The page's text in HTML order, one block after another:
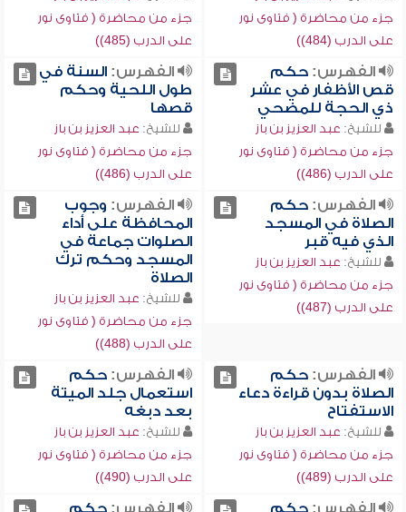
جزء من محاضرة ( فتاوى نور
على الدرب (484))
جزء من محاضرة ( فتاوى نور
على الدرب (485))
الفهرس:حكم
قص الأظفار في عشر
ذي الحجة للمضحي
للشيخ: عبد العزيز بن باز
جزء من محاضرة ( فتاوى نور
على الدرب (486))
الفهرس:السنة في
طول اللحية وحكم
قصها
للشيخ: عبد العزيز بن باز
جزء من محاضرة ( فتاوى نور
على الدرب (486))
الفهرس:حكم
الصلاة في المسجد
الذي فيه قبر
للشيخ: عبد العزيز بن باز
جزء من محاضرة ( فتاوى نور
على الدرب (487))
الفهرس: وجوب
المحافظة على أداء
الصلوات جماعة في
المسجد وحكم ترك
الصلاة
للشيخ: عبد العزيز بن باز
جزء من محاضرة ( فتاوى نور
على الدرب (488))
الفهرس:حكم
الصلاة بدون قراءة دعاء
الاستفتاح
للشيخ: عبد العزيز بن باز
جزء من محاضرة ( فتاوى نور
على الدرب (489))
الفهرس:حكم
استعمال جلد الميتة
بعد دبغه
للشيخ: عبد العزيز بن باز
جزء من محاضرة ( فتاوى نور
على الدرب (490))
الفهرس:حكم الفهرس:حكم